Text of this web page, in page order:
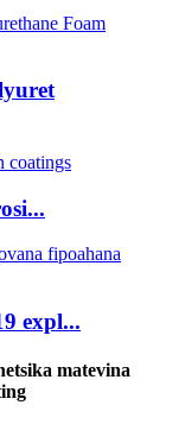
expl...
matevina